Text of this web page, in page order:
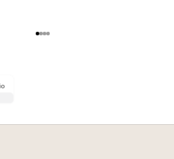
Gehe zu Element 1
Gehe zu Element 2
Gehe zu Element 3
Gehe zu Element 4